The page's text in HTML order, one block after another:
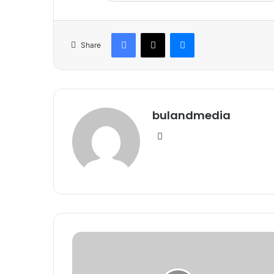
Share
Facebook
X Messenger
bulandmedia
Gold